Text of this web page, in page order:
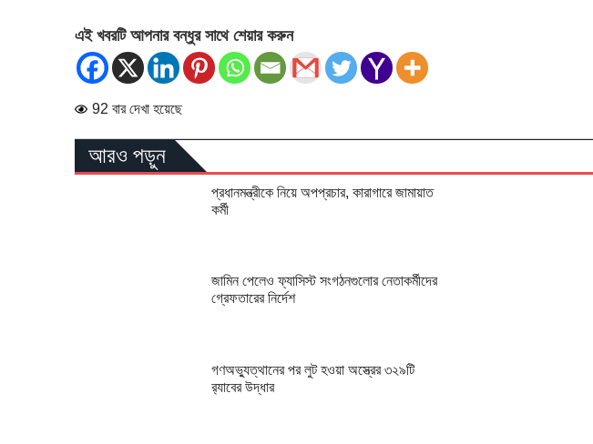
এই খবরটি আপনার বন্ধুর সাথে শেয়ার করুন
92 বার দেখা হয়েছে
আরও পড়ুন
প্রধানমন্ত্রীকে নিয়ে অপপ্রচার, কারাগারে জামায়াত
কর্মী
জামিন পেলেও ফ্যাসিস্ট সংগঠনগুলোর নেতাকর্মীদের
গ্রেফতারের নির্দেশ
গণঅভ্যুত্থানের পর লুট হওয়া অস্ত্রের ৩২৯টি
র‍্যাবের উদ্ধার